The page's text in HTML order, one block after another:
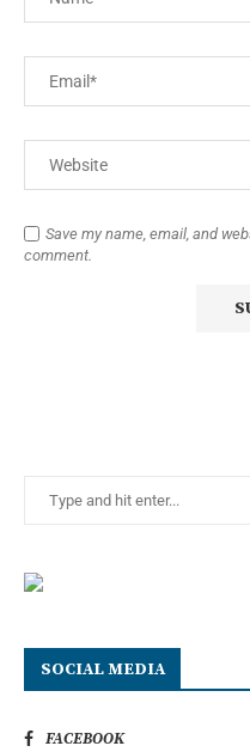
Save my name, email, and
comment.
SOCIAL MEDIA
FACEBOOK